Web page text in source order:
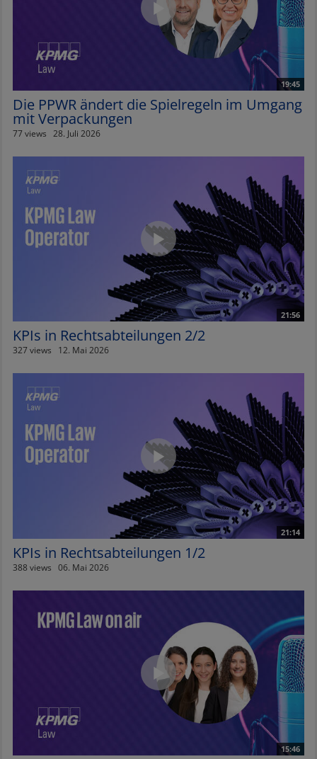
19:45
Die PPWR ändert die Spielregeln im Umgang
mit Verpackungen
77 views 28. Juli 2026
21:56
KPIs in Rechtsabteilungen 2/2
327 views 12. Mai 2026
21:14
KPIs in Rechtsabteilungen 1/2
388 views 06. Mai 2026
15:46